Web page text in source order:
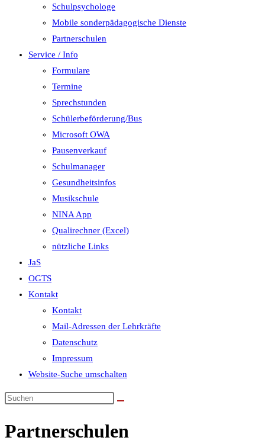
Schulpsychologe
Mobile sonderpädagogische Dienste
Partnerschulen
Service / Info
Formulare
Termine
Sprechstunden
Schülerbeförderung/Bus
Microsoft OWA
Pausenverkauf
Schulmanager
Gesundheitsinfos
Musikschule
NINA App
Qualirechner (Excel)
nützliche Links
JaS
OGTS
Kontakt
Kontakt
Mail-Adressen der Lehrkräfte
Datenschutz
Impressum
Website-Suche umschalten
Partnerschulen